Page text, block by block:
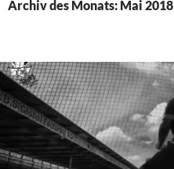
Archiv des Monats: Mai 2018